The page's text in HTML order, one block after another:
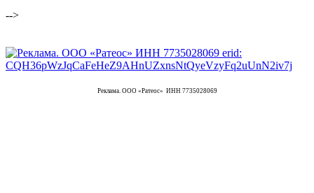
-->
Реклама. ООО «Ратеос» ИНН 7735028069